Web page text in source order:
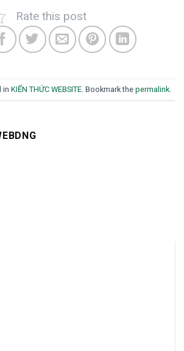
Rate this post
in KIẾN THỨC WEBSITE . Bookmark the permalink